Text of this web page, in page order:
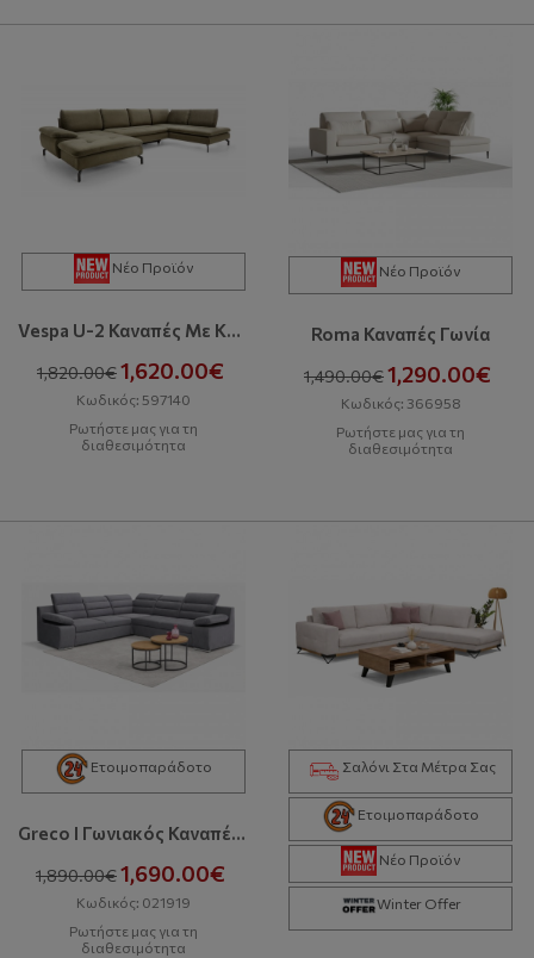
Νέο Προϊόν
Vespa U-2 Καναπές Με Κρεβάτι & Αποθηκευτικό Χώρο
1,820.00€1,620.00€
Κωδικός: 597140
Ρωτήστε μας για τη
διαθεσιμότητα
Νέο Προϊόν
Roma Καναπές Γωνία
1,490.00€1,290.00€
Κωδικός: 366958
Ρωτήστε μας για τη
διαθεσιμότητα
Ετοιμοπαράδοτο
Greco I Γωνιακός Καναπές Με Κρεβάτι Και Αποθηκευτικό Χώρο
1,890.00€1,690.00€
Κωδικός: 021919
Ρωτήστε μας για τη
διαθεσιμότητα
Σαλόνι Στα Μέτρα Σας
Ετοιμοπαράδοτο
Νέο Προϊόν
Winter Offer